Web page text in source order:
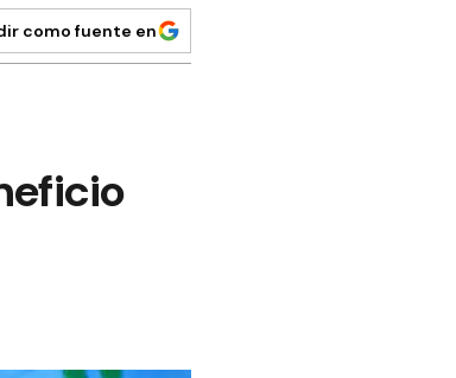
como fuente en